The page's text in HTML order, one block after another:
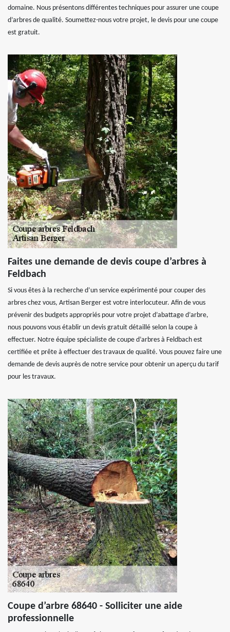
domaine. Nous présentons différentes techniques pour assurer une coupe
d’arbres de qualité. Soumettez-nous votre projet, le devis pour une coupe
est gratuit.
Faites une demande de devis coupe d’arbres à
Feldbach
Si vous êtes à la recherche d’un service expérimenté pour couper des
arbres chez vous, Artisan Berger est votre interlocuteur. Afin de vous
prévenir des budgets appropriés pour votre projet d’abattage d’arbre,
nous pouvons vous établir un devis gratuit détaillé selon la coupe à
effectuer. Notre équipe spécialiste de coupe d’arbres à Feldbach est
certifiée et prête à effectuer des travaux de qualité. Vous pouvez faire une
demande de devis auprès de notre service pour obtenir un aperçu du tarif
pour les travaux.
Coupe d’arbre 68640 - Solliciter une aide
professionnelle